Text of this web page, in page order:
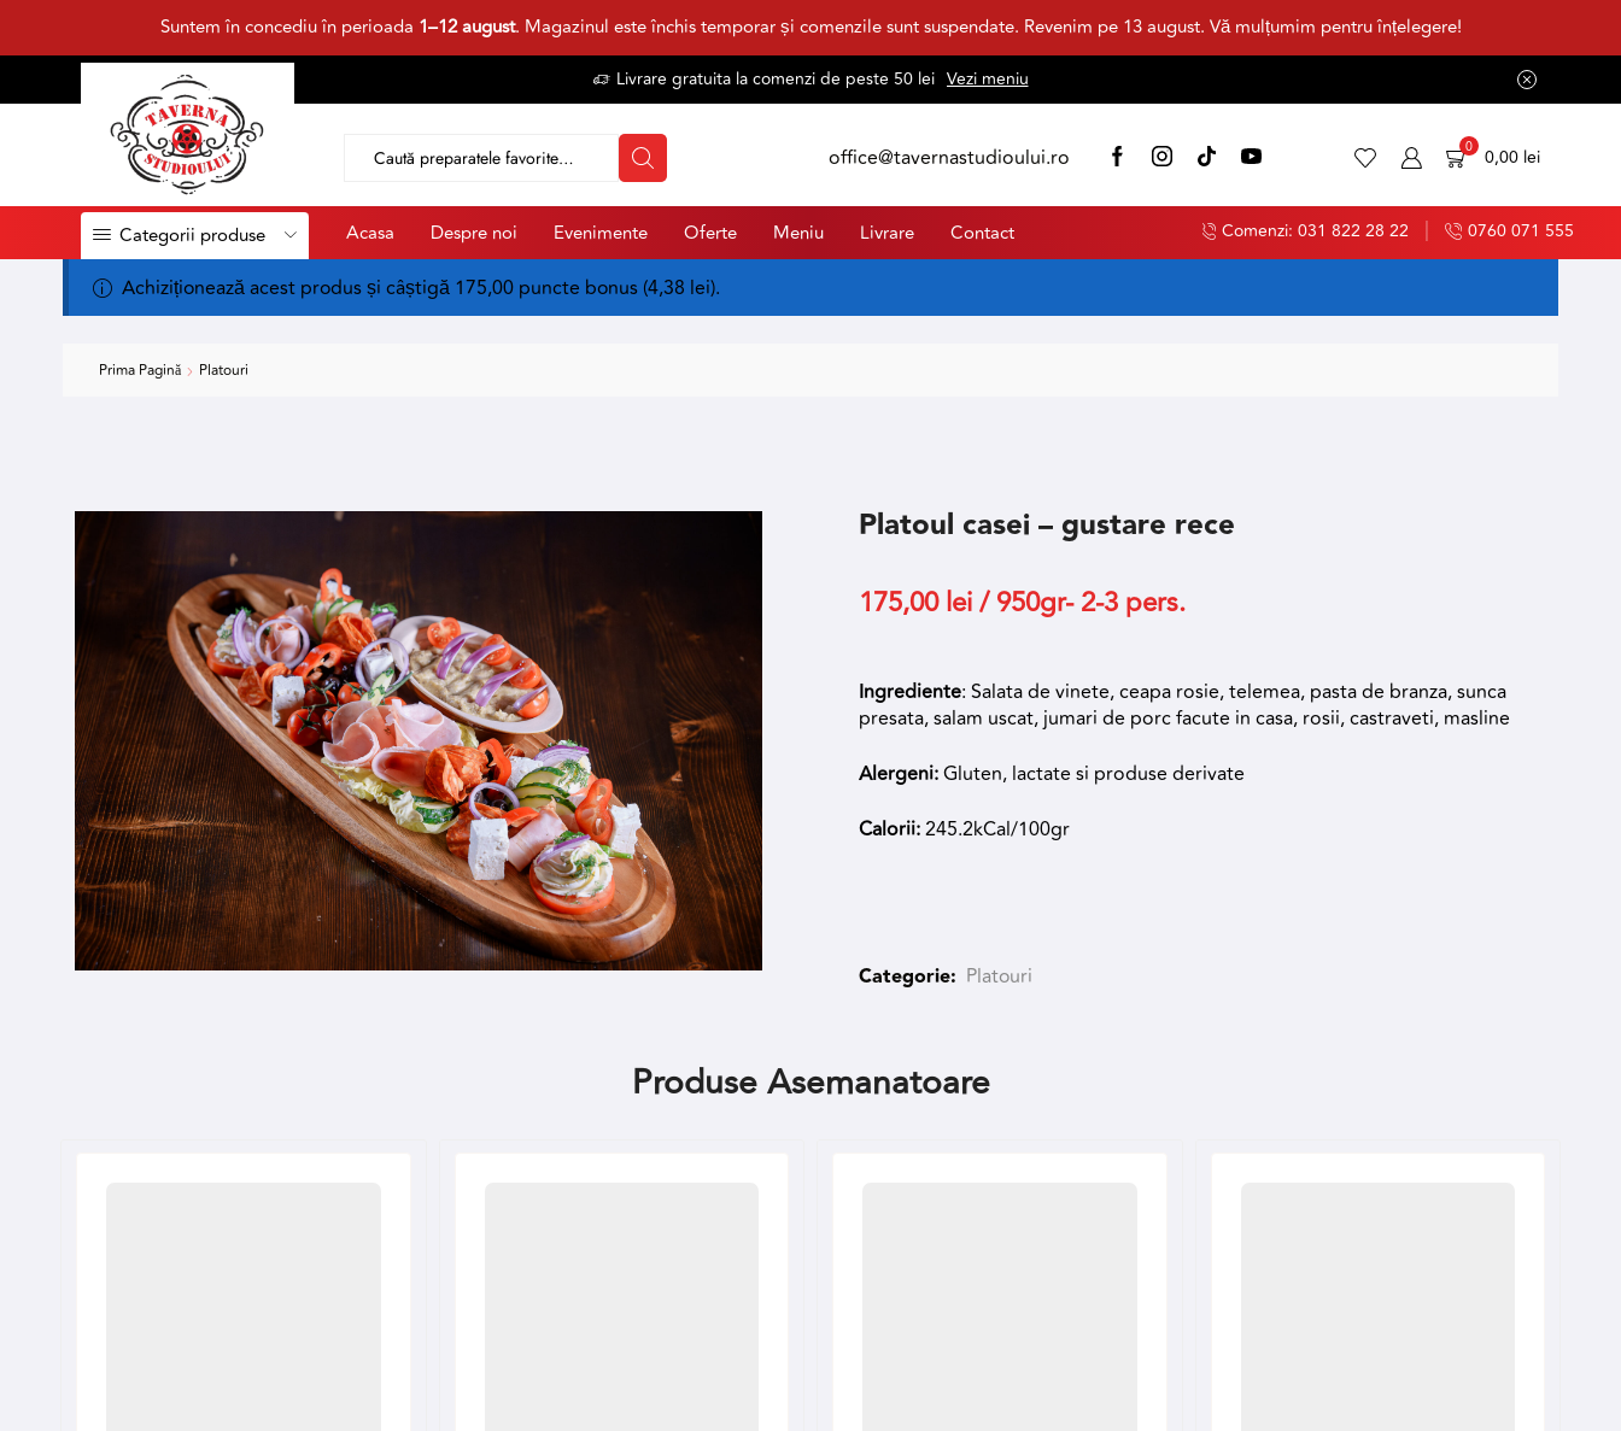
Suntem în concediu în perioada 1–12 august. Magazinul este închis temporar și comenzile sunt suspendate. Revenim pe 13 august. Vă mulțumim pentru înțelegere!
Livrare gratuita la comenzi de peste 50 lei Vezi meniu
office@tavernastudioului.ro 0 0,00 lei
Categorii produse Acasa Despre noi Evenimente Oferte Meniu Livrare Contact Comenzi: 031 822 28 22 0760 071 555
Achiziționează acest produs și câștigă 175,00 puncte bonus (4,38 lei).
Prima Pagină Platouri
Platoul casei – gustare rece
175,00lei/ 950gr- 2-3 pers.
Ingrediente: Salata de vinete, ceapa rosie, telemea, pasta de branza, sunca
presata, salam uscat, jumari de porc facute in casa, rosii, castraveti, masline
Alergeni:Gluten, lactate si produse derivate
Calorii:245.2kCal/100gr
Categorie: Platouri
Produse Asemanatoare